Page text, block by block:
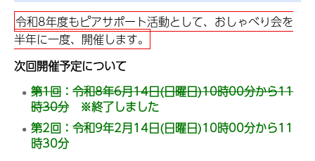
令和8年度もピアサポート活動として、おしゃべり会を
半年に一度、開催します。
次回開催予定について
第1回：令和8年6月14日(日曜日)10時00分から11
時30分※終了しました
第2回：令和9年2月14日(日曜日)10時00分から11
時30分